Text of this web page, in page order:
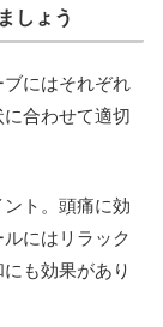
しょう
ブにはそれぞれ
合わせて適切
ト。頭痛に効
にはリラック
も効果があり